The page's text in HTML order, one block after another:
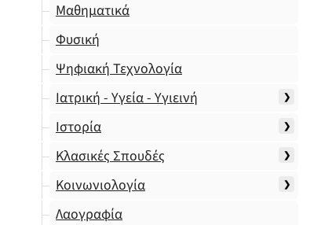
Μαθηματικά
Φυσική
Ψηφιακή Τεχνολογία
Ιατρική - Υγεία - Υγιεινή
Ιστορία
Κλασικές Σπουδές
Κοινωνιολογία
Λαογραφία